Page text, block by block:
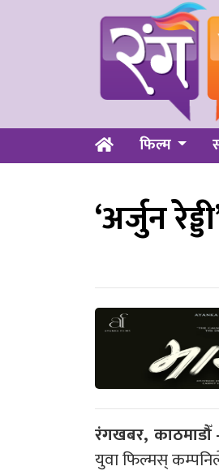
फिल्म
‘अर्जुन
रंगखबर, काठमाडौँ
युवा फिल्मस् कम्पनिले